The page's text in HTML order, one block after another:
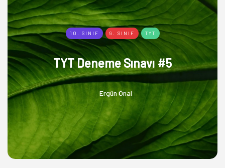
10. SINIF 9. SINIF TYT
TYT Deneme Sınavı #5
Ergün Önal